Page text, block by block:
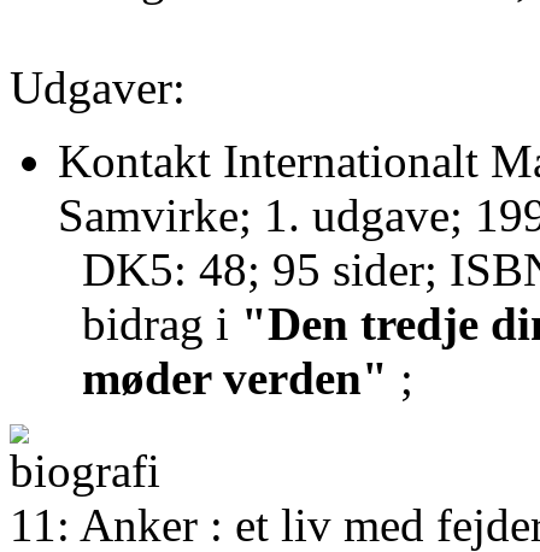
Udgaver:
Kontakt Internationalt
Samvirke; 1. udgave;
DK5: 48; 95 sider;
bidrag i "Den tredje
møder verden" ;
11: Anker : et liv med